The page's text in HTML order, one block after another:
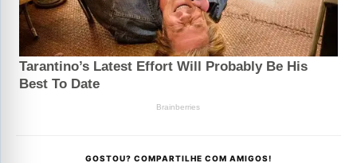
GOSTOU? COMPARTILHE COM AMIGOS!